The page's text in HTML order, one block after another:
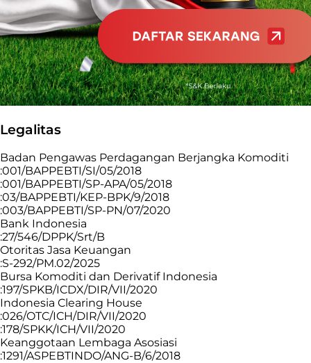
Legalitas
Badan Pengawas Perdagangan Berjangka Komoditi
:001/BAPPEBTI/SI/05/2018
:001/BAPPEBTI/SP-APA/05/2018
:03/BAPPEBTI/KEP-BPK/9/2018
:003/BAPPEBTI/SP-PN/07/2020
Bank Indonesia
:27/546/DPPK/Srt/B
Otoritas Jasa Keuangan
:S-292/PM.02/2025
Bursa Komoditi dan Derivatif Indonesia
:197/SPKB/ICDX/DIR/VII/2020
Indonesia Clearing House
:026/OTC/ICH/DIR/VII/2020
:178/SPKK/ICH/VII/2020
Keanggotaan Lembaga Asosiasi
:1291/ASPEBTINDO/ANG-B/6/2018